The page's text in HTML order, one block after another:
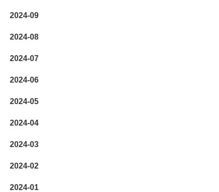
2024-09
2024-08
2024-07
2024-06
2024-05
2024-04
2024-03
2024-02
2024-01